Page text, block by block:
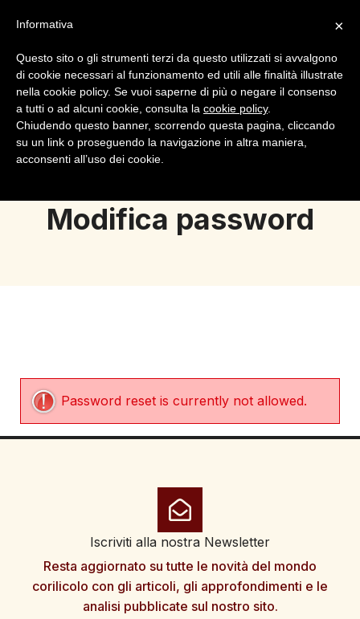
Login Registrazione
Modifica password
Password reset is currently not allowed.
Iscriviti alla nostra Newsletter
Resta aggiornato su tutte le novità del mondo
corilicolo con gli articoli, gli approfondimenti e le
analisi pubblicate sul nostro sito.
×
Informativa
Questo sito o gli strumenti terzi da questo utilizzati si avvalgono
di cookie necessari al funzionamento ed utili alle finalità illustrate
nella cookie policy. Se vuoi saperne di più o negare il consenso
a tutti o ad alcuni cookie, consulta la cookie policy.
Chiudendo questo banner, scorrendo questa pagina, cliccando
su un link o proseguendo la navigazione in altra maniera,
acconsenti all’uso dei cookie.